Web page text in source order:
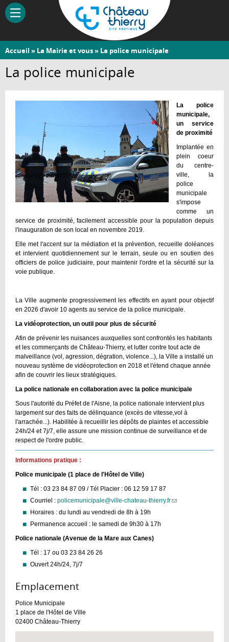
Aller
contenu
Château-
Thierry
Vous
êtes
ici
Accueil » La Mairie et vous» La police municipale
La police municipale
La police
municipale,
un service
de proximité
Implantée en
plein coeur
du centre-
ville, la
police
municipale
s'impose
comme un
service de proximité, facilement accessible pour la population depuis
l'inauguration de son local en novembre 2019.
Elle met l'accent sur la médiation et la prévention, recueille doléances
et intervient quotidiennement sur le terrain, seule ou en soutien des
officiers de police judiciaire, pour maintenir l'ordre et la sécurité sur la
voie publique.
La Ville augmente progressivement les effectifs en ayant pour objectif
en 2026 d'avoir 10 agents au service de la police municipale.
La vidéoprotection, un outil pour plus de sécurité
Afin de prévenir les nuisances auxquelles sont confrontés les habitants
et les commerçants de Château-Thierry, et lutter contre tout acte de
malveillance (vol, agression, dégration, violence...), la Ville a installé un
nouveau système de vidéoprotection en 2018 et l'étend chaque année
afin de couvrir les lieux stratégiques.
La police nationale en collaboration avec la police municipale
Sous l'autorité du Préfet de l'Aisne, la police nationale intervient plus
largement sur des faits de délinquance (excès de vitesse,vol à
l'arrachée...). Habilitée à recueillir les dépôts de plaintes et accessible
24h/24 et 7j/7, elle assure une mission continue de surveillance et de
respect de l'ordre public.
Informations pratique :
Police municipale (1 place de l'Hôtel de Ville)
Tél : 03 23 84 87 09 / Tél Placier : 06 12 59 17 87
Courriel :policemunicipale@ville-chateau-thierry.fr(link
Horaires : du lundi au vendredi de 8h à 19h
Permanence accueil : le samedi de 9h30 à 17h
Police nationale (Avenue de la Mare aux Canes)
Tél : 17 ou 03 23 84 26 26
Ouvert 24h/24, 7j/7
Emplacement :
Police Municipale
1 place de l'Hôtel de Ville
02400 Château-Thierry